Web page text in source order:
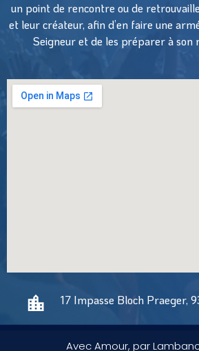
un point de rencontre ou de
et leur créateur, afin d’en faire une
Seigneur et de les préparer à son
17 Impasse Bloch Praeger,
Avec Amour, par